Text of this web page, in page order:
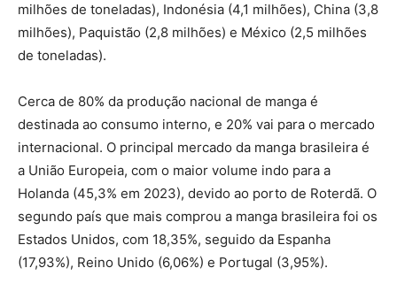
milhões de toneladas), Indonésia (4,1 milhões), China (3,8
milhões), Paquistão (2,8 milhões) e México (2,5 milhões
de toneladas).
Cerca de 80% da produção nacional de manga é
destinada ao consumo interno, e 20% vai para o mercado
internacional. O principal mercado da manga brasileira é
a União Europeia, com o maior volume indo para a
Holanda (45,3% em 2023), devido ao porto de Roterdã. O
segundo país que mais comprou a manga brasileira foi os
Estados Unidos, com 18,35%, seguido da Espanha
(17,93%), Reino Unido (6,06%) e Portugal (3,95%).